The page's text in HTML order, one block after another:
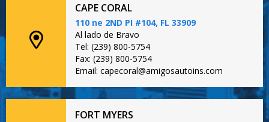
CAPE CORAL
110 ne 2ND PI #104, FL 33909
Al lado de Bravo
Tel: (239) 800-5754
Fax: (239) 800-5754
Email: capecoral@amigosautoins.com
FORT MYERS